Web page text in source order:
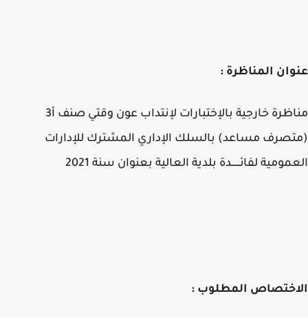
المناظرة :
مناظرة خارجية بالإختبارات لإنتداب عون وقتي صنف أ3
مساعد) بالسلك الإداري المشترك للإدارات
لفائــــــدة بلدية العالية بعنوان سنة 2021
المطلوب :